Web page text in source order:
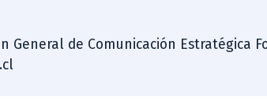
General de Comunicación Estratégica